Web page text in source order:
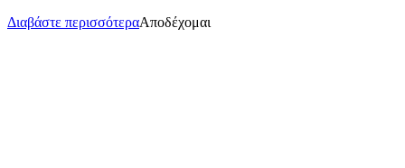
Διαβάστε περισσότεραΑποδέχομαι